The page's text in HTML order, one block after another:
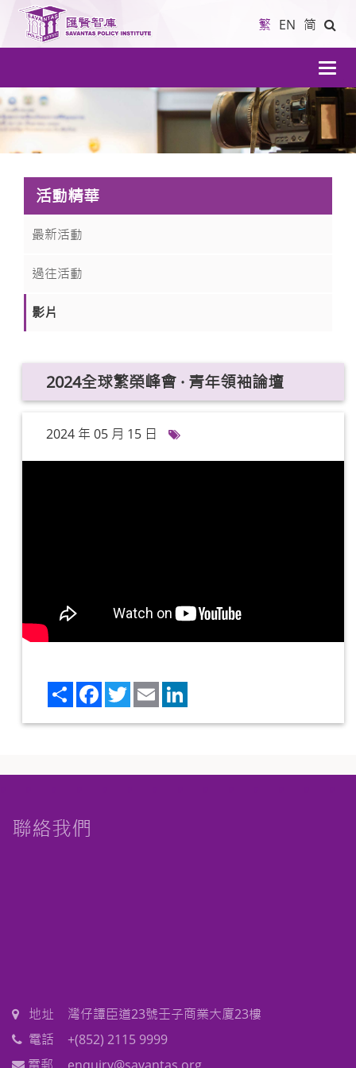
繁 EN 简
導
航
活動精華
最新活動
過往活動
影片
2024全球繁榮峰會 · 青年領袖論壇
2024 年 05 月 15 日
Share FacebookTwitterEmail
聯絡我們
地址
灣仔譚臣道23號壬子商業大廈23樓
電話
+(852) 2115 9999